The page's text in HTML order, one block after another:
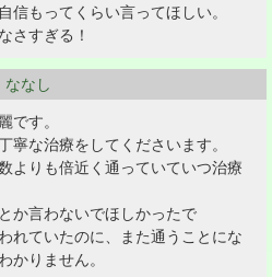
信もってくらい言ってほしい。
さすぎる！
なし
です。
寧な治療をしてくださいます。
よりも倍近く通っていていつ治療
か言わないでほしかったで
れていたのに、また通うことにな
かりません。